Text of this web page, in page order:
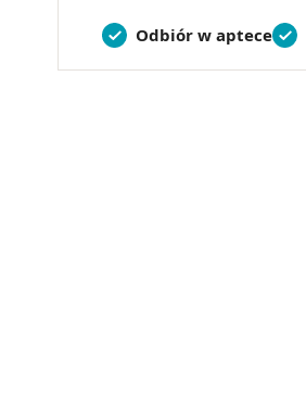
Odbiór w aptece